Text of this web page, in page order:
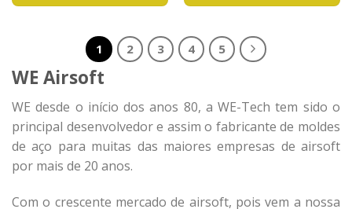
1 2 3 4 5
WE Airsoft
WE desde o início dos anos 80, a WE-Tech tem sido o
principal desenvolvedor e assim o fabricante de moldes
de aço para muitas das maiores empresas de airsoft
por mais de 20 anos.
Com o crescente mercado de airsoft, pois vem a nossa